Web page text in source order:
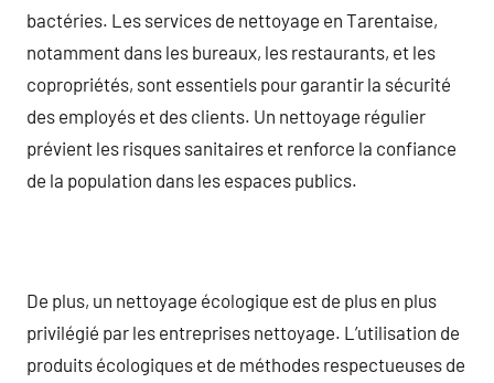
bactéries. Les services de nettoyage en Tarentaise,
notamment dans les bureaux, les restaurants, et les
copropriétés, sont essentiels pour garantir la sécurité
des employés et des clients. Un nettoyage régulier
prévient les risques sanitaires et renforce la confiance
de la population dans les espaces publics.
De plus, un nettoyage écologique est de plus en plus
privilégié par les entreprises nettoyage. L’utilisation de
produits écologiques et de méthodes respectueuses de